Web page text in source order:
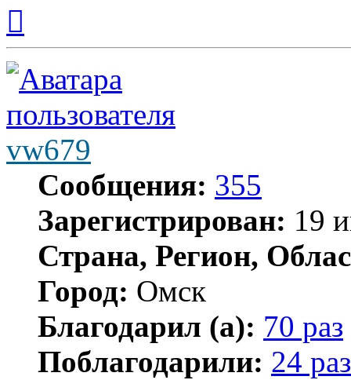
началу
vw679
Сообщения: 355
Зарегистрирован: 19
Страна, Регион,
Город: Омск
Благодарил (а): 70 раз
Поблагодарили: 24